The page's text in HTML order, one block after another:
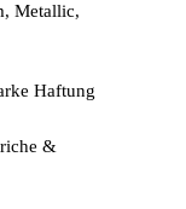
Metallic,
Haftung
&